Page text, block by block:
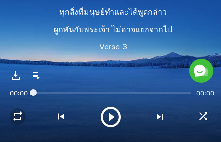
ทุกสิ่งที่มนุษย์ทำและได้พูดกล่าว
ผูกพันกับพระเจ้า ไม่อาจแยกจากไป
Verse 3
จากแรกที่พระเจ้าได้ทรงสร้างมนุษยชาติ
นั่นคือการที่พระองค์ทรงปกป้องดูแลผู้คน
00:00 00:00